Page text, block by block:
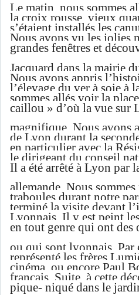
Le matin, nous sommes
la croix rousse, vieux
s’étaient installés les
Nous avons vu les jolies
grandes fenêtres et
Jacquard dans la mairie
Nous avons appris
l’élevage du ver à soie à
sommes allés voir la
caillou » d’où la vue sur
magnifique. Nous avons
de Lyon durant la
en particulier avec la
le dirigeant du conseil
Il a été arrêté à Lyon par
allemande. Nous
traboules durant notre
terminé la visite devant
Lyonnais. Il y est peint
en tout genre qui ont des
ou qui sont lyonnais. Par
représenté les frères
cinéma, ou encore Paul
français. Suite, à cette
pique- niqué dans le